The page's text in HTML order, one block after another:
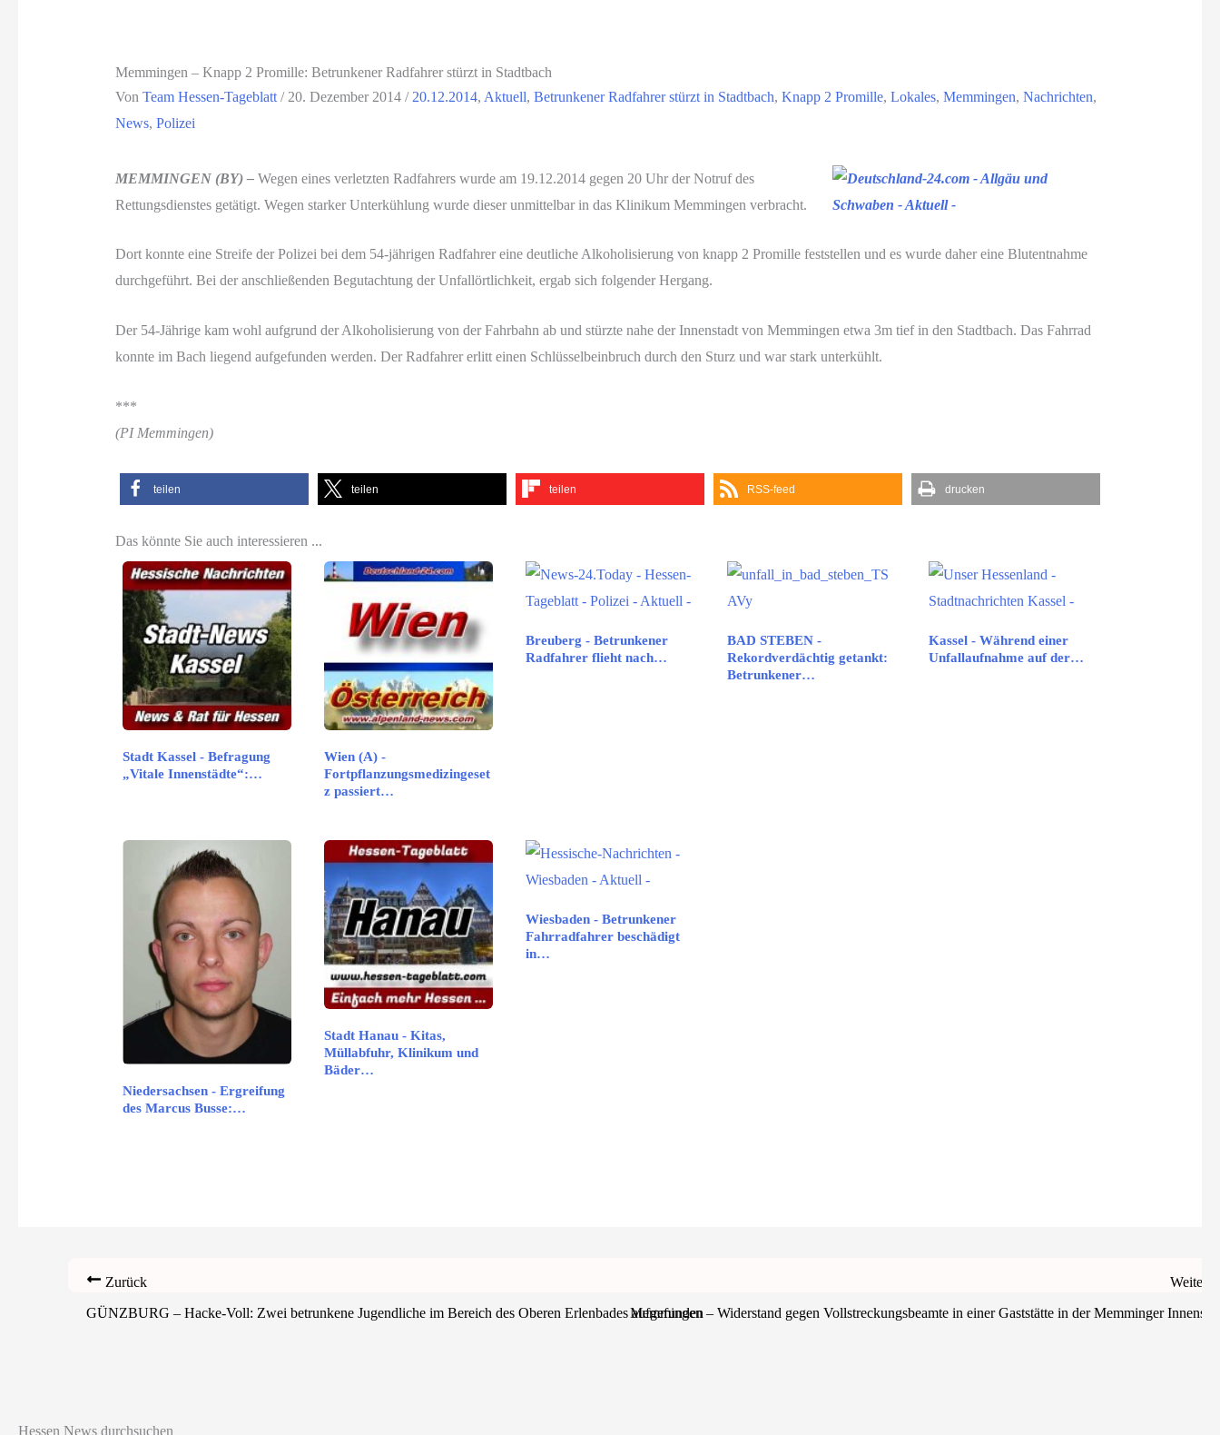
Memmingen – Knapp 2 Promille: Betrunkener Radfahrer stürzt in Stadtbach
Von Team Hessen-Tageblatt / 20. Dezember 2014 / 20.12.2014, Aktuell, Betrunkener Radfahrer stürzt in Stadtbach, Knapp 2 Promille, Lokales, Memmingen, Nachrichten,
News, Polizei
MEMMINGEN (BY) –Wegen eines verletzten Radfahrers wurde am 19.12.2014 gegen 20 Uhr der Notruf des
Rettungsdienstes getätigt. Wegen starker Unterkühlung wurde dieser unmittelbar in das Klinikum Memmingen verbracht.
Dort konnte eine Streife der Polizei bei dem 54-jährigen Radfahrer eine deutliche Alkoholisierung von knapp 2 Promille feststellen und es wurde daher eine Blutentnahme
durchgeführt. Bei der anschließenden Begutachtung der Unfallörtlichkeit, ergab sich folgender Hergang.
Der 54-Jährige kam wohl aufgrund der Alkoholisierung von der Fahrbahn ab und stürzte nahe der Innenstadt von Memmingen etwa 3m tief in den Stadtbach. Das Fahrrad
konnte im Bach liegend aufgefunden werden. Der Radfahrer erlitt einen Schlüsselbeinbruch durch den Sturz und war stark unterkühlt.
***
(PI Memmingen)
teilen teilen teilen RSS-feed drucken
Das könnte Sie auch interessieren ...
Stadt Kassel - Befragung
„Vitale Innenstädte“:…
Wien (A) -
Fortpflanzungsmedizingeset
z passiert…
Breuberg - Betrunkener
Radfahrer flieht nach…
BAD STEBEN -
Rekordverdächtig getankt:
Betrunkener…
Kassel - Während einer
Unfallaufnahme auf der…
Niedersachsen - Ergreifung
des Marcus Busse:…
Stadt Hanau - Kitas,
Müllabfuhr, Klinikum und
Bäder…
Wiesbaden - Betrunkener
Fahrradfahrer beschädigt
in…
Zurück
GÜNZBURG – Hacke-Voll: Zwei betrunkene Jugendliche im Bereich des Oberen Erlenbades aufgefunden
Weiter
Memmingen – Widerstand gegen Vollstreckungsbeamte in einer Gaststätte in der Memminger
Hessen News durchsuchen